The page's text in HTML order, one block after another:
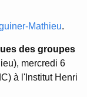
Mathieu.
des groupes
mercredi 6
à l'Institut Henri